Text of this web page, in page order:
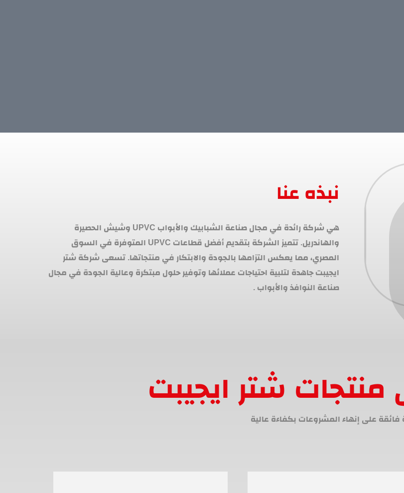
نبذه عنا
هي شركة رائدة في مجال صناعة الشبابيك والأبواب UPVC وشيش الحصيرة
والهاندريل. تتميز الشركة بتقديم أفضل قطاعات UPVC المتوفرة في السوق
المصري، مما يعكس التزامها بالجودة والابتكار في منتجاتها. تسعى شركة شتر
ايجيبت جاهدة لتلبية احتياجات عملائها وتوفير حلول مبتكرة وعالية الجودة في مجال
صناعة النوافذ والأبواب .
شتر ايجيبت
فائقة على إنهاء المشروعات بكفاءة عالية